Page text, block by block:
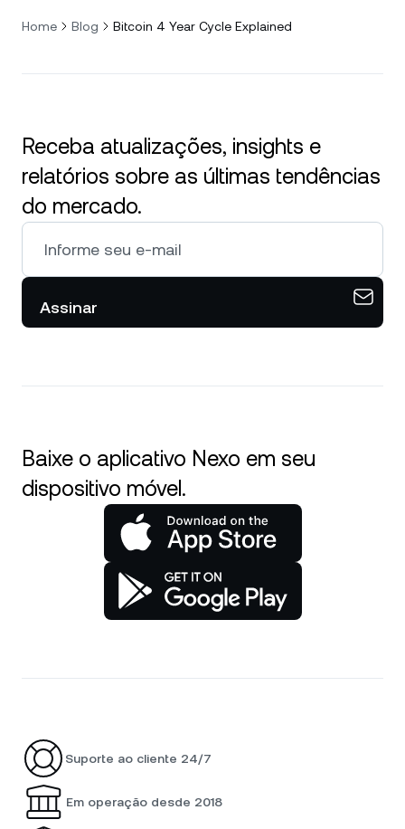
Home Blog Bitcoin 4 Year Cycle Explained
Receba atualizações, insights e
relatórios sobre as últimas tendências
do mercado.
Assinar
Baixe o aplicativo Nexo em seu
dispositivo móvel.
Suporte ao cliente 24/7
Em operação desde 2018